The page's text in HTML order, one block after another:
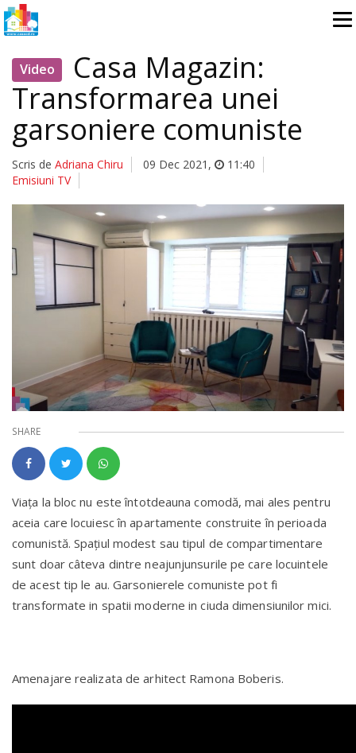
Video Casa Magazin:
Transformarea unei
garsoniere comuniste
Scris de Adriana Chiru 09 Dec 2021 ,
11:40
Emisiuni TV
SHARE
Viața la bloc nu este întotdeauna comodă, mai ales pentru
aceia care locuiesc în apartamente construite în perioada
comunistă. Spațiul modest sau tipul de compartimentare
sunt doar câteva dintre neajunjunsurile pe care locuintele
de acest tip le au. Garsonierele comuniste pot fi
transformate in spatii moderne in ciuda dimensiunilor mici.
Amenajare realizata de arhitect Ramona Boberis.